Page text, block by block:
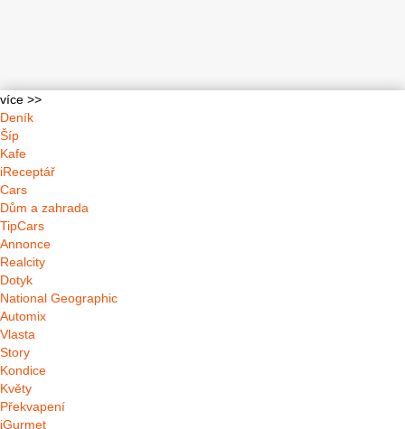
více >>
Deník
Šíp
Kafe
iReceptář
Cars
Dům a zahrada
TipCars
Annonce
Realcity
Dotyk
National Geographic
Automix
Vlasta
Story
Kondice
Květy
Překvapení
iGurmet